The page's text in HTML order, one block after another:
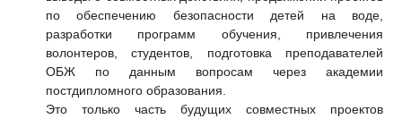
по обеспечению безопасности детей на воде,
разработки программ обучения, привлечения
волонтеров, студентов, подготовка преподавателей
ОБЖ по данным вопросам через академии
постдипломного образования.
Это только часть будущих совместных проектов